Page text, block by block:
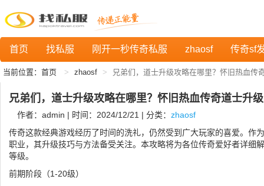
首页 找私服 刚开一秒传奇私服 zhaosf 传奇sf
当前位置： 首页 zhaosf 兄弟们，道士升级攻略在哪里？怀旧热血传
兄弟们，道士升级攻略在哪里？怀旧热血传奇道士升
作者：admin | 时间：2024/12/21 | 分类： zhaosf
传奇这款经典游戏经历了时间的洗礼，仍然受到广大玩家的喜爱。作
职业，其升级技巧与方法备受关注。本攻略将为各位传奇爱好者详细
等级。
前期阶段（1-20级）